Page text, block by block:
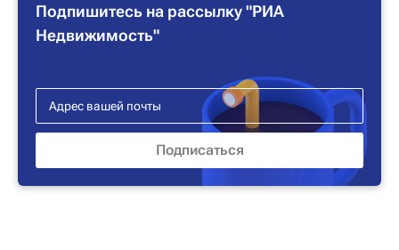
Подпишитесь на рассылку "РИА
Недвижимость"